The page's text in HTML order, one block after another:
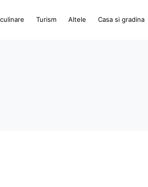
Turism Altele Casa si gradina